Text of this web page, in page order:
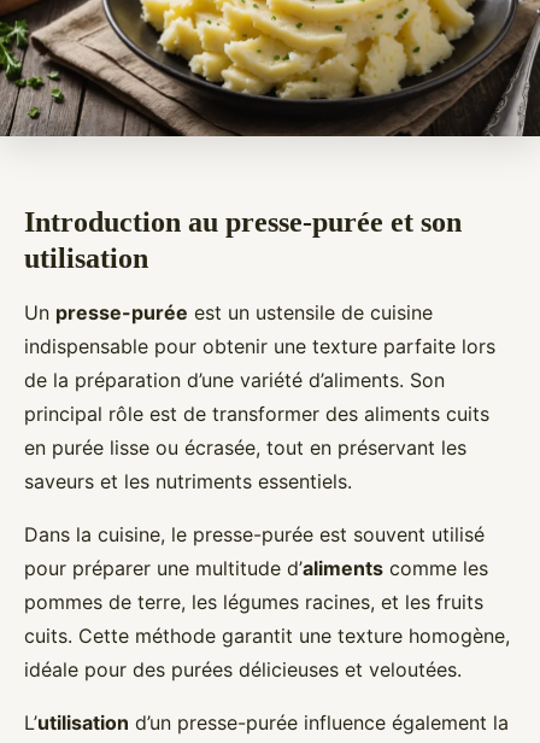
Introduction au presse-purée et son
utilisation
Un presse-purée est un ustensile de cuisine
indispensable pour obtenir une texture parfaite lors
de la préparation d’une variété d’aliments. Son
principal rôle est de transformer des aliments cuits
en purée lisse ou écrasée, tout en préservant les
saveurs et les nutriments essentiels.
Dans la cuisine, le presse-purée est souvent utilisé
pour préparer une multitude d’aliments comme les
pommes de terre, les légumes racines, et les fruits
cuits. Cette méthode garantit une texture homogène,
idéale pour des purées délicieuses et veloutées.
L’utilisation d’un presse-purée influence également la